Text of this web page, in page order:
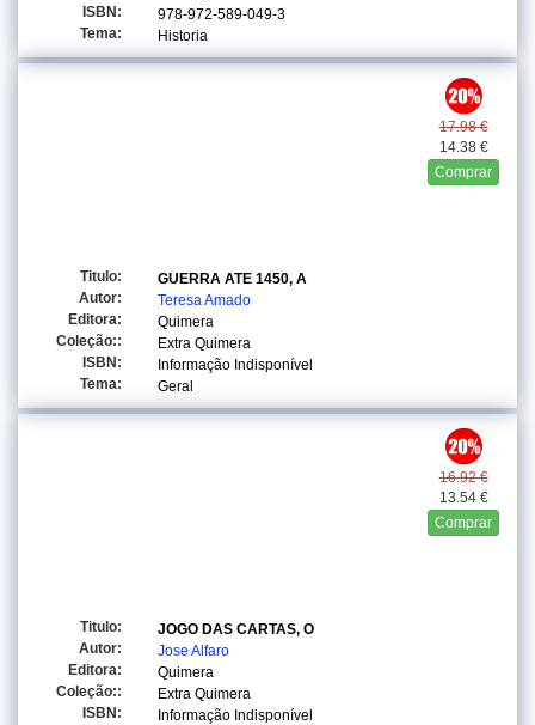
ISBN:
978-972-589-049-3
Tema:
Historia
17.98 €
14.38 €
Comprar
Titulo:
GUERRA ATE 1450, A
Autor:
Teresa Amado
Editora:
Quimera
Coleção::
Extra Quimera
ISBN:
Informação Indisponível
Tema:
Geral
16.92 €
13.54 €
Comprar
Titulo:
JOGO DAS CARTAS, O
Autor:
Jose Alfaro
Editora:
Quimera
Coleção::
Extra Quimera
ISBN:
Informação Indisponível